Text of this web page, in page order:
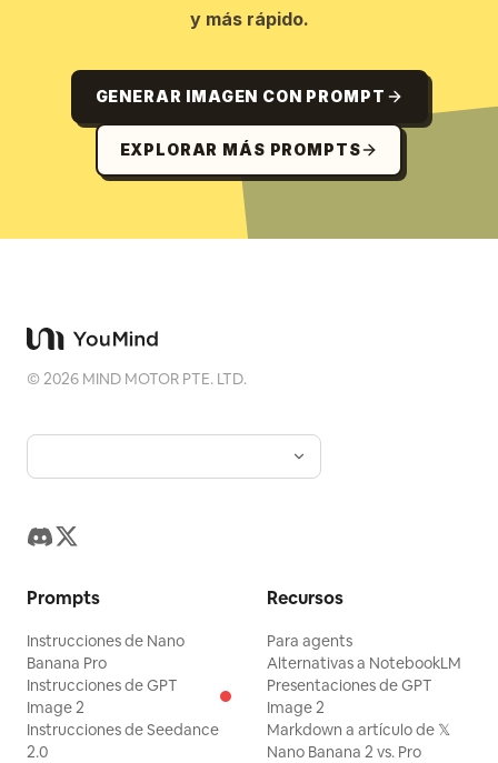
y más rápido.
GENERAR IMAGEN CON PROMPT
EXPLORAR MÁS PROMPTS
©2026 MIND MOTOR PTE. LTD.
Prompts
Instrucciones de Nano
Banana Pro
Instrucciones de GPT
Image 2
Instrucciones de Seedance
2.0
Recursos
Para agents
Alternativas a NotebookLM
Presentaciones de GPT
Image 2
Markdown a artículo de 𝕏
Nano Banana 2 vs. Pro